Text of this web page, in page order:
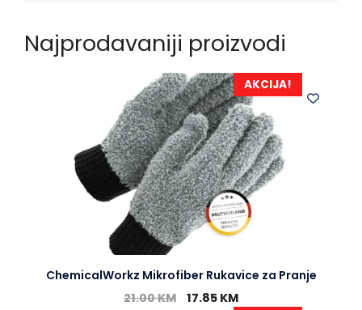
Najprodavaniji proizvodi
AKCIJA!
ChemicalWorkz Mikrofiber Rukavice za Pranje
21.00KM 17.85 KM